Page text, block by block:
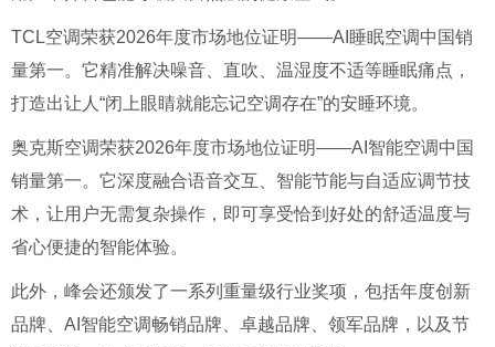
TCL空调荣获2026年度市场地位证明——AI睡眠空调中国销
量第一。它精准解决噪音、直吹、温湿度不适等睡眠痛点，
打造出让人“闭上眼睛就能忘记空调存在”的安睡环境。
奥克斯空调荣获2026年度市场地位证明——AI智能空调中国
销量第一。它深度融合语音交互、智能节能与自适应调节技
术，让用户无需复杂操作，即可享受恰到好处的舒适温度与
省心便捷的智能体验。
此外，峰会还颁发了一系列重量级行业奖项，包括年度创新
品牌、AI智能空调畅销品牌、卓越品牌、领军品牌，以及节